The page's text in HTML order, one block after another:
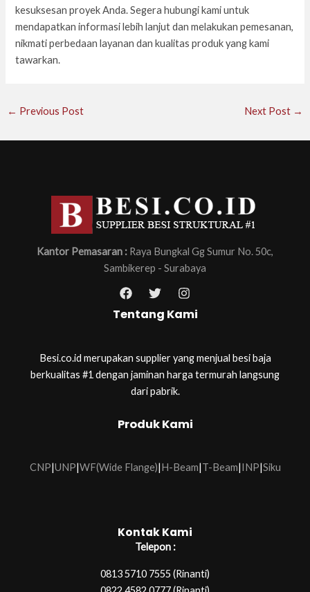
kesuksesan proyek Anda. Segera hubungi kami untuk
mendapatkan informasi lebih lanjut dan melakukan pemesanan,
nikmati perbedaan layanan dan kualitas produk yang kami
tawarkan.
← Previous Post Next Post →
Kantor Pemasaran : Raya Bungkal Gg Sumur No. 50c,
Sambikerep - Surabaya
Tentang Kami
Besi.co.id merupakan supplier yang menjual besi baja
berkualitas #1 dengan jaminan harga termurah langsung
dari pabrik.
Produk Kami
CNP UNP WF(Wide Flange) H-Beam T-Beam INP Siku
Kontak Kami
Telepon :
0813 5710 7555 (Rinanti)